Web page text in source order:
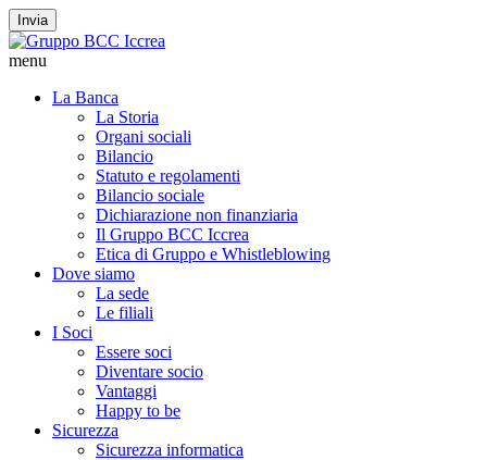
Invia
menu
La Banca
La Storia
Organi sociali
Bilancio
Statuto e regolamenti
Bilancio sociale
Dichiarazione non finanziaria
Il Gruppo BCC Iccrea
Etica di Gruppo e Whistleblowing
Dove siamo
La sede
Le filiali
I Soci
Essere soci
Diventare socio
Vantaggi
Happy to be
Sicurezza
Sicurezza informatica